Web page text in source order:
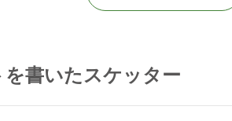
書いたスケッター